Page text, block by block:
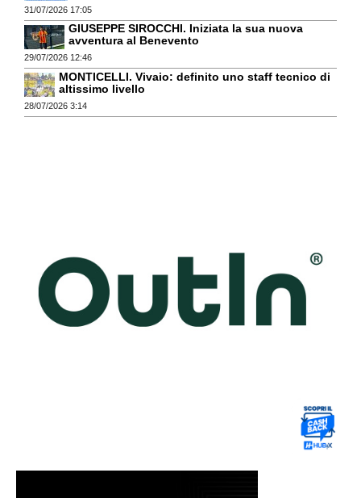
31/07/2026 17:05
GIUSEPPE SIROCCHI. Iniziata la sua nuova
avventura al Benevento
29/07/2026 12:46
MONTICELLI. Vivaio: definito uno staff tecnico di
altissimo livello
28/07/2026 3:14